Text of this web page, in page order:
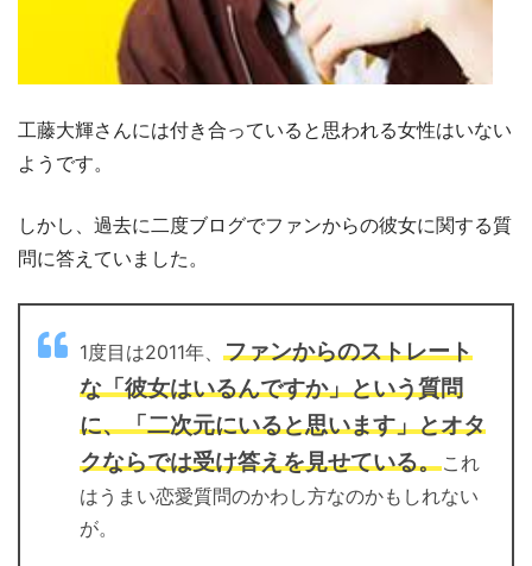
工藤大輝さんには付き合っていると思われる女性はいない
ようです。
しかし、過去に二度ブログでファンからの彼女に関する質
問に答えていました。
1度目は2011年、 ファンからのストレート
な「彼女はいるんですか」という質問
に、「二次元にいると思います」とオタ
クならでは受け答えを見せている。これ
はうまい恋愛質問のかわし方なのかもしれない
が。